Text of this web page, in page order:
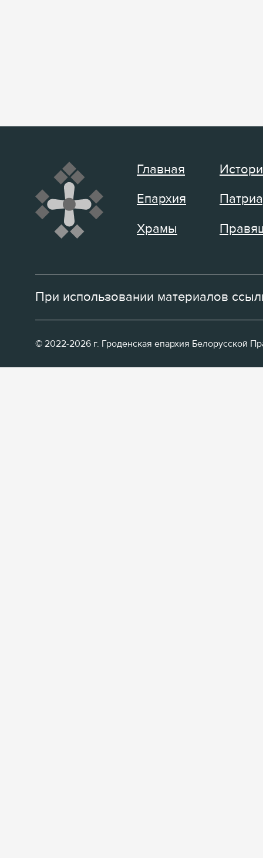
Главная
Епархия
Храмы
При использовании материалов
© 2022-2026 г. Гроденская епархия Белорусской